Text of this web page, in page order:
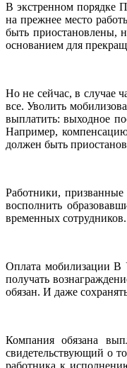
В экстренном порядке
на прежнее место
быть приостановлены,
основанием для
Но не сейчас, в случае
все. Уволить
выплатить: выходное
Например,
должен быть
Работники,
восполнить
временных
Оплата мобилизации В
получать
обязан. И даже
Компания обязана
свидетельствующий о
работника к